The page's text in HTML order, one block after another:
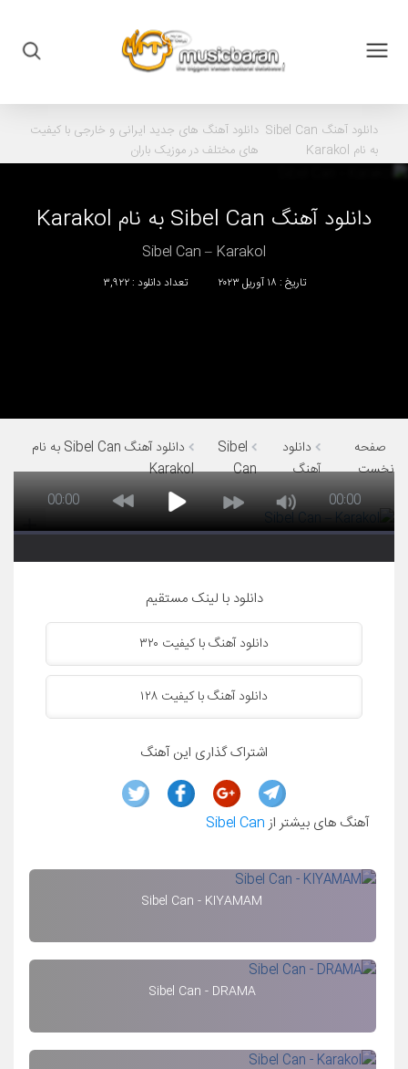
دانلود آهنگ Sibel Can
به نام Karakol
دانلود آهنگ های جدید ایرانی و خارجی با کیفیت
های مختلف در موزیک باران
دانلود آهنگ Sibel Can به نام Karakol
Sibel Can – Karakol
تاریخ : ۱۸ آوریل ۲۰۲۳ تعداد دانلود : ۳,۹۲۲
صفحه
نخست
دانلود
آهنگ
Sibel
Can
دانلود آهنگ Sibel Can به نام
Karakol
00:00
00:00
دانلود با لینک مستقیم
دانلود آهنگ با کیفیت ۱۲۸
دانلود آهنگ با کیفیت ۳۲۰
اشتراک گذاری این آهنگ
آهنگ های بیشتر از Sibel Can
Sibel Can - KIYAMAM
Sibel Can - DRAMA